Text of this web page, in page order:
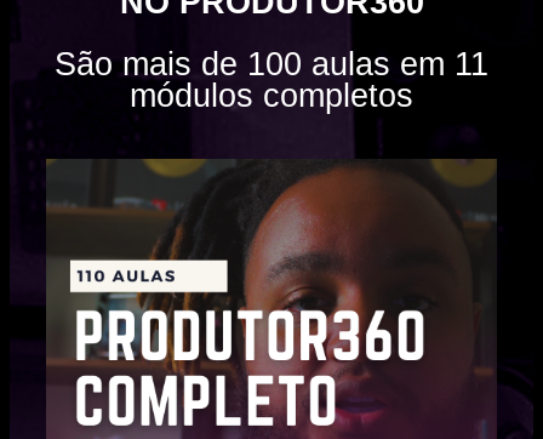
São mais de 100 aulas em 11
módulos completos